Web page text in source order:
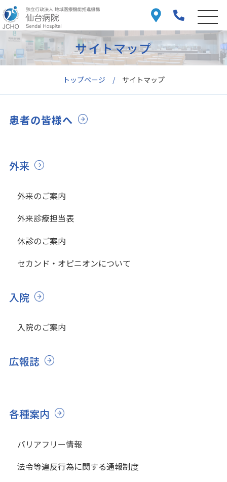
トップページ サイトマップ
サイトマップ
患者の皆様へ
外来
外来のご案内
外来診療担当表
休診のご案内
セカンド・オピニオンについて
入院
入院のご案内
広報誌
各種案内
バリアフリー情報
法令等違反行為に関する通報制度